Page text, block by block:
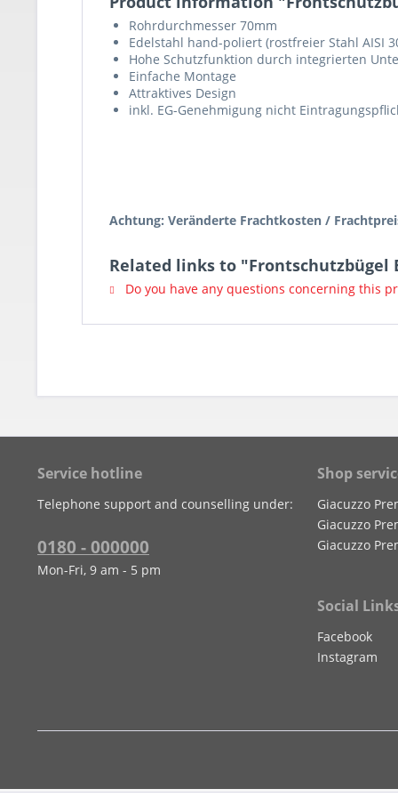
Rohrdurchmesser 70mm
Edelstahl hand-poliert (rostfreier Stahl AISI
Hohe Schutzfunktion durch integrierten
Einfache Montage
Attraktives Design
inkl. EG-Genehmigung nicht
Achtung: Veränderte Frachtkosten /
Related links to "Frontschutzbügel
Do you have any questions concerning this
Service hotline
Telephone support and counselling under:
0180 - 000000
Mon-Fri, 9 am - 5 pm
Shop
Giacuzzo
Giacuzzo
Giacuzzo
Social
Facebook
Instagram